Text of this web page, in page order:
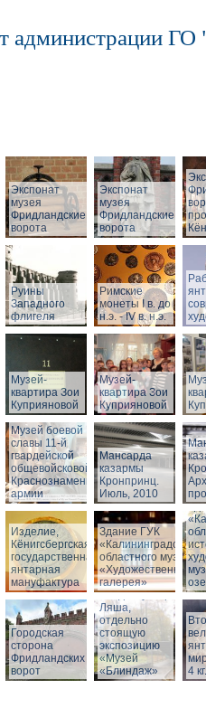
администрации ГО
Экспонат
музея
Фридландские
ворота
Экспонат
музея
Фридландские
ворота
Руины
Западного
флигеля
Римские
монеты I в. до
н.э. - IV в. н.э.
Музей-
квартира Зои
Куприяновой
Музей-
квартира Зои
Куприяновой
Музей боевой
славы 11-й
гвардейской
общевойсковой
Краснознаменной
армии
Мансарда
казармы
Кронпринц.
Июль, 2010
Изделие,
Кёнигсбергская
государственная
янтарная
мануфактура
Здание ГУК
«Калининградского
областного музея
«Художественная
галерея»
Городская
сторона
Фридландских
ворот
Вход в бункер
Ляша,
отдельно
стоящую
экспозицию
«Музей
«Блиндаж»
4